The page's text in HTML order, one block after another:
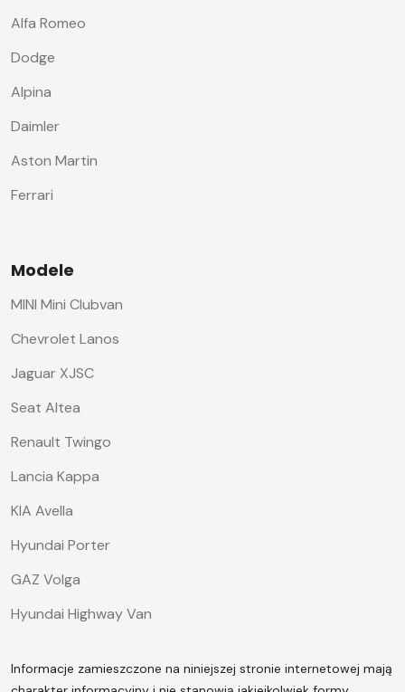
Alfa Romeo
Dodge
Alpina
Daimler
Aston Martin
Ferrari
Modele
MINI Mini Clubvan
Chevrolet Lanos
Jaguar XJSC
Seat Altea
Renault Twingo
Lancia Kappa
KIA Avella
Hyundai Porter
GAZ Volga
Hyundai Highway Van
Informacje zamieszczone na niniejszej stronie internetowej mają